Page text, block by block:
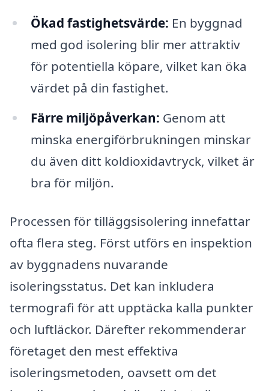
Ökad fastighetsvärde: En byggnad
med god isolering blir mer attraktiv
för potentiella köpare, vilket kan öka
värdet på din fastighet.
Färre miljöpåverkan: Genom att
minska energiförbrukningen minskar
du även ditt koldioxidavtryck, vilket är
bra för miljön.
Processen för tilläggsisolering innefattar
ofta flera steg. Först utförs en inspektion
av byggnadens nuvarande
isoleringsstatus. Det kan inkludera
termografi för att upptäcka kalla punkter
och luftläckor. Därefter rekommenderar
företaget den mest effektiva
isoleringsmetoden, oavsett om det